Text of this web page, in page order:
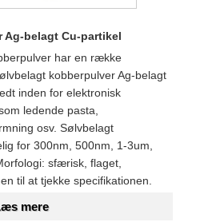
belagt Cu-partikel
har en række
kobberpulver Ag-belagt
inden for elektronisk
ledende pasta,
osv. Sølvbelagt
for 300nm, 500nm, 1-3um,
sfærisk, flaget,
til at tjekke specifikationen.
mere